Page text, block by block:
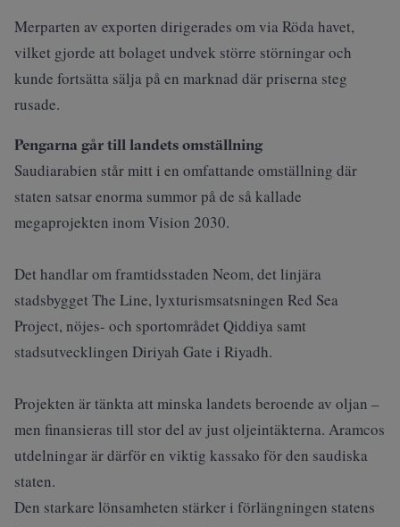
Merparten av exporten dirigerades om via Röda havet,
vilket gjorde att bolaget undvek större störningar och
kunde fortsätta sälja på en marknad där priserna steg
rusade.
Pengarna går till landets omställning
Saudiarabien står mitt i en omfattande omställning där
staten satsar enorma summor på de så kallade
megaprojekten inom Vision 2030.
Det handlar om framtidsstaden Neom, det linjära
stadsbygget The Line, lyxturismsatsningen Red Sea
Project, nöjes- och sportområdet Qiddiya samt
stadsutvecklingen Diriyah Gate i Riyadh.
Projekten är tänkta att minska landets beroende av oljan –
men finansieras till stor del av just oljeintäkterna. Aramcos
utdelningar är därför en viktig kassako för den saudiska
staten.
Den starkare lönsamheten stärker i förlängningen statens